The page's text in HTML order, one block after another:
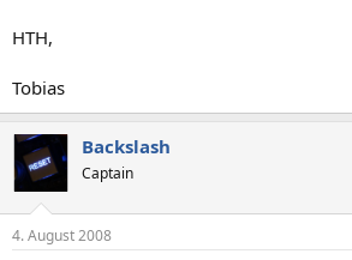
HTH,
Tobias
Backslash
Captain
4. August 2008